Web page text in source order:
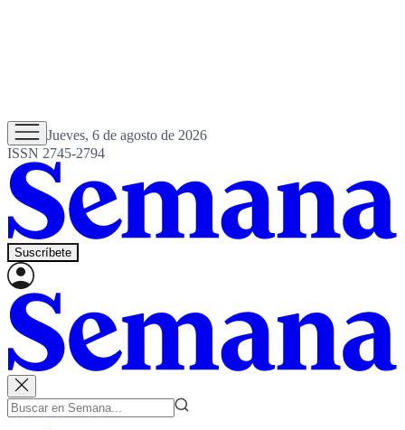
Jueves, 6 de agosto de 2026
ISSN 2745-2794
Suscríbete